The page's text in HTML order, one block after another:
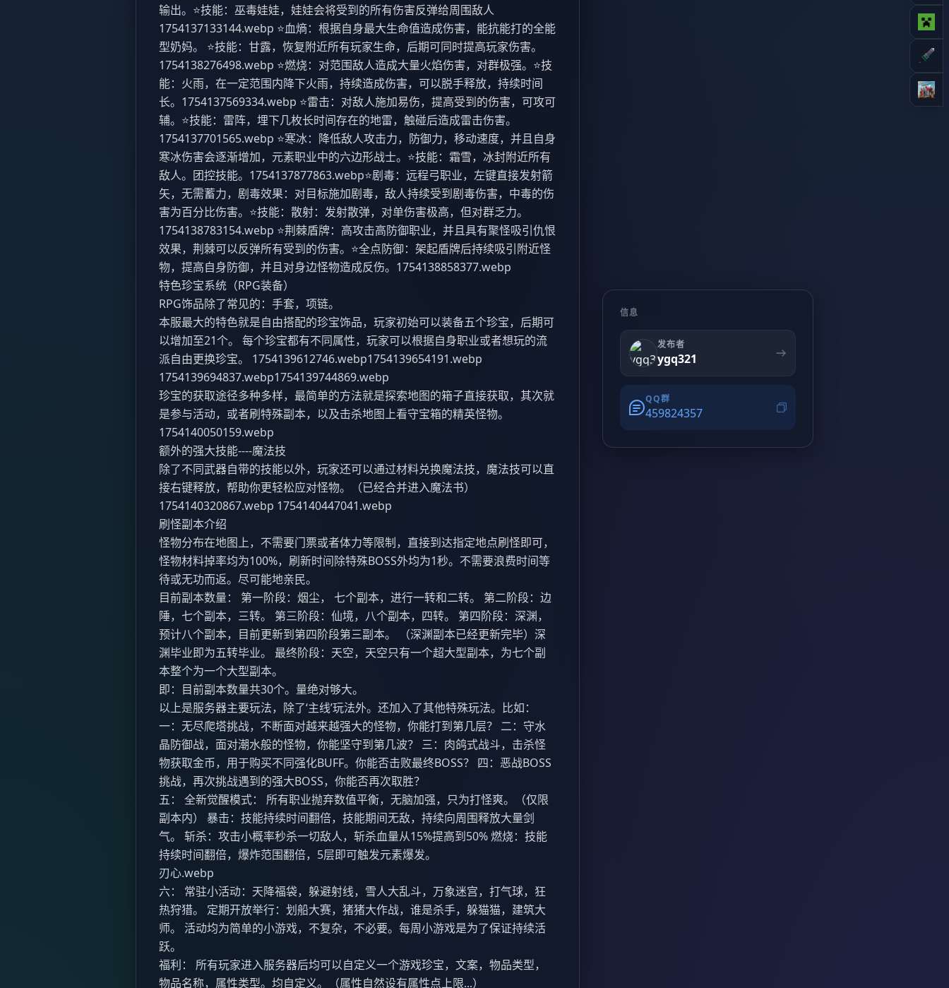
输出。⭐技能：巫毒娃娃，娃娃会将受到的所有伤害反弹给周围敌人​
1754137133144.webp ⭐血熵：根据自身最大生命值造成伤害，能抗能打的全能
型奶妈。 ⭐技能：甘露，恢复附近所有玩家生命，后期可同时提高玩家伤害。​
1754138276498.webp ⭐燃烧：对范围敌人造成大量火焰伤害，对群极强。⭐技
能：火雨，在一定范围内降下火雨，持续造成伤害，可以脱手释放，持续时间
长。​ 1754137569334.webp ⭐雷击：对敌人施加易伤，提高受到的伤害，可攻可
辅。⭐技能：雷阵，埋下几枚长时间存在的地雷，触碰后造成雷击伤害。​
1754137701565.webp ⭐寒冰：降低敌人攻击力，防御力，移动速度，并且自身
寒冰伤害会逐渐增加，元素职业中的六边形战士。⭐技能：霜雪，冰封附近所有
敌人。团控技能。​ 1754137877863.webp ​ ⭐剧毒：远程弓职业，左键直接发射箭
矢，无需蓄力，剧毒效果：对目标施加剧毒，敌人持续受到剧毒伤害，中毒的伤
害为百分比伤害。​ ⭐技能：散射：发射散弹，对单伤害极高，但对群乏力。​
1754138783154.webp ⭐荆棘盾牌：高攻击高防御职业，并且具有聚怪吸引仇恨
效果，荆棘可以反弹所有受到的伤害。⭐全点防御：架起盾牌后持续吸引附近怪
物，提高自身防御，并且对身边怪物造成反伤。​ 1754138858377.webp
特色珍宝系统（RPG装备）
RPG饰品除了常见的：手套，项链。
本服最大的特色就是自由搭配的珍宝饰品，玩家初始可以装备五个珍宝，后期可
以增加至21个。 每个珍宝都有不同属性，玩家可以根据自身职业或者想玩的流
派自由更换珍宝。 1754139612746.webp1754139654191.webp
1754139694837.webp1754139744869.webp
珍宝的获取途径多种多样，最简单的方法就是探索地图的箱子直接获取，其次就
是参与活动，或者刷特殊副本，以及击杀地图上看守宝箱的精英怪物。
1754140050159.webp
额外的强大技能----魔法技
除了不同武器自带的技能以外，玩家还可以通过材料兑换魔法技，魔法技可以直
接右键释放，帮助你更轻松应对怪物。（已经合并进入魔法书）
1754140320867.webp 1754140447041.webp
刷怪副本介绍
怪物分布在地图上，不需要门票或者体力等限制，直接到达指定地点刷怪即可，
怪物材料掉率均为100%，刷新时间除特殊BOSS外均为1秒。不需要浪费时间等
待或无功而返。尽可能地亲民。
目前副本数量： 第一阶段：烟尘， 七个副本，进行一转和二转。 第二阶段：边
陲，七个副本，三转。 第三阶段：仙境，八个副本，四转。 第四阶段：深渊，
预计八个副本，目前更新到第四阶段第三副本。 （深渊副本已经更新完毕）深
渊毕业即为五转毕业。 最终阶段：天空，天空只有一个超大型副本，为七个副
本整个为一个大型副本。
即：目前副本数量共30个。量绝对够大。
以上是服务器主要玩法，除了‘主线’玩法外。还加入了其他特殊玩法。比如：
一：无尽爬塔挑战，不断面对越来越强大的怪物，你能打到第几层？ 二：守水
晶防御战，面对潮水般的怪物，你能坚守到第几波？ 三：肉鸽式战斗，击杀怪
物获取金币，用于购买不同强化BUFF。你能否击败最终BOSS？ 四：恶战BOSS
挑战，再次挑战遇到的强大BOSS，你能否再次取胜？
五： 全新觉醒模式： 所有职业抛弃数值平衡，无脑加强，只为打怪爽。（仅限
副本内） 暴击：技能持续时间翻倍，技能期间无敌，持续向周围释放大量剑
气。 斩杀：攻击小概率秒杀一切敌人，斩杀血量从15%提高到50% 燃烧：技能
持续时间翻倍，爆炸范围翻倍，5层即可触发元素爆发。
刃心.webp
六： 常驻小活动：天降福袋，躲避射线，雪人大乱斗，万象迷宫，打气球，狂
热狩猎。 定期开放举行：划船大赛，猪猪大作战，谁是杀手，躲猫猫，建筑大
师。 活动均为简单的小游戏，不复杂，不必要。每周小游戏是为了保证持续活
跃。
福利： 所有玩家进入服务器后均可以自定义一个游戏珍宝，文案，物品类型，
物品名称，属性类型。均自定义。（属性自然设有属性点上限...）
信息
发布者
ygq321
QQ群
459824357​